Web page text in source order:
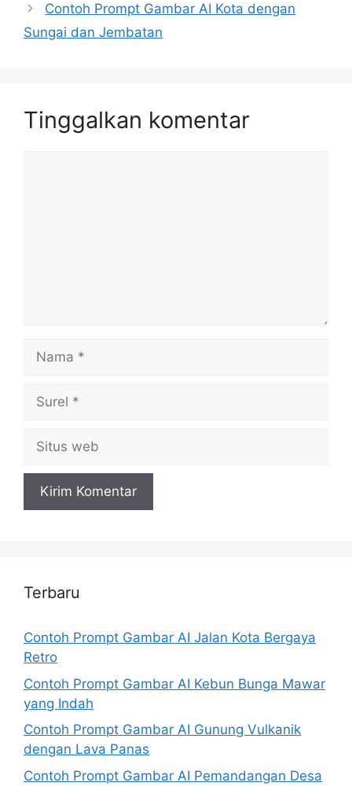
Contoh Prompt Gambar AI Kota dengan
Sungai dan Jembatan
Tinggalkan komentar
Nama
Surel
Situs
web
Terbaru
Contoh Prompt Gambar AI Jalan Kota Bergaya
Retro
Contoh Prompt Gambar AI Kebun Bunga Mawar
yang Indah
Contoh Prompt Gambar AI Gunung Vulkanik
dengan Lava Panas
Contoh Prompt Gambar AI Pemandangan Desa